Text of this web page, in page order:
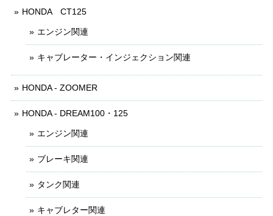
HONDA CT125
エンジン関連
キャブレーター・インジェクション関連
HONDA - ZOOMER
HONDA - DREAM100・125
エンジン関連
ブレーキ関連
タンク関連
キャブレター関連